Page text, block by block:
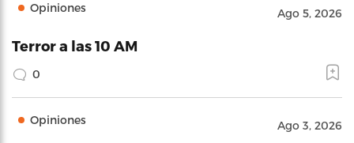
Opiniones Ago 5, 2026
Terror a las 10 AM
0
Opiniones Ago 3, 2026